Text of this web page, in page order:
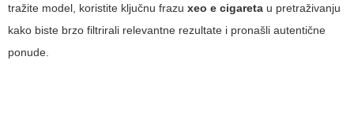
tražite model, koristite ključnu frazu xeo e cigareta u pretraživanju
kako biste brzo filtrirali relevantne rezultate i pronašli autentične
ponude.